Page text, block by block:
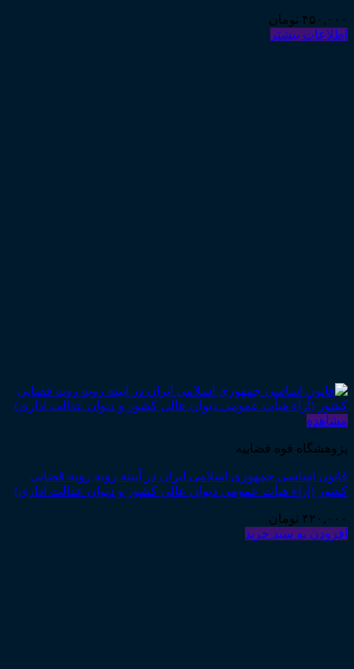
۴۵۰,۰۰۰ تومان
اطلاعات بیشتر
مشاهده
پژوهشگاه قوه قضاییه
قانون اساسی جمهوری اسلامی ایران در آیینه رویه رویه قضایی
کشور (آراء هیأت عمومی دیوان عالی کشور و دیوان عدالت اداری)
۴۲۰,۰۰۰ تومان
افزودن به سبد خرید